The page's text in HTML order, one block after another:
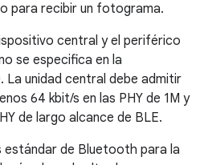
para recibir un fotograma.
central y el periférico
se especifica en la
La unidad central debe admitir
64 kbit/s en las PHY de 1M y
de largo alcance de BLE.
estándar de Bluetooth para la